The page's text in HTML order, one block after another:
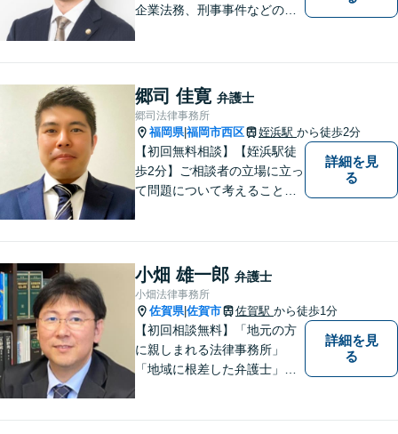
企業法務、刑事事件などのご
チーム体制による迅速で最適
なリーガルサービスを提供い
たします。
郷司 佳寛 弁護士
郷司法律事務所
福岡県|福岡市西区 姪浜駅 から徒歩2分
【初回無料相談】【姪浜駅徒
歩2分】ご相談者の立場に立っ
て問題について考えることが
あらゆる問題解決に精通。
【電話相談可】
詳細を見
る
小畑 雄一郎 弁護士
小畑法律事務所
佐賀県|佐賀市 佐賀駅 から徒歩1分
【初回相談無料】「地元の方
に親しまれる法律事務所」
「地域に根差した弁護士」を
詳細を見
る